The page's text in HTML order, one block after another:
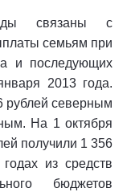
связаны с
семьям при
и последующих
2013 года.
рублей северным
На 1 октября
получили 1 356
из средств
бюджетов